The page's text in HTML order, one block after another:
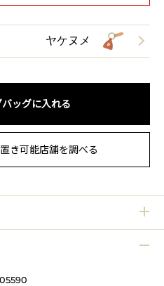
ヤケヌメ
ッグに入れる
き可能店舗を調べる